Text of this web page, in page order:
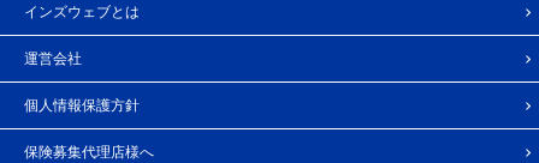
インズウェブとは
運営会社
個人情報保護方針
保険募集代理店様へ